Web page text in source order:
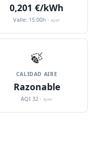
0,201 €/kWh
Valle: 15:00h · ayer
🍃
CALIDAD AIRE
Razonable
AQI 32 · ayer